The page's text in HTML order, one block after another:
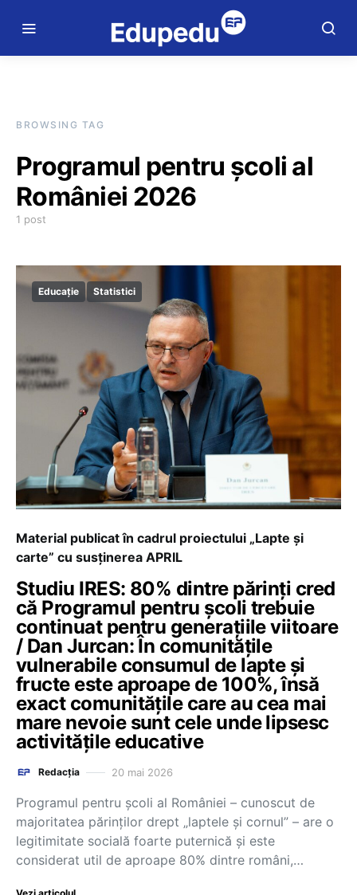
BROWSING TAG
Programul pentru școli al
României 2026
1 post
Educație Statistici
Material publicat în cadrul proiectului „Lapte și
carte” cu susținerea APRIL
Studiu IRES: 80% dintre părinți cred
că Programul pentru școli trebuie
continuat pentru generațiile viitoare
/ Dan Jurcan: În comunitățile
vulnerabile consumul de lapte și
fructe este aproape de 100%, însă
exact comunitățile care au cea mai
mare nevoie sunt cele unde lipsesc
activitățile educative
Redacția 20 mai 2026
Programul pentru școli al României – cunoscut de
majoritatea părinților drept „laptele și cornul” – are o
legitimitate socială foarte puternică și este
considerat util de aproape 80% dintre români,…